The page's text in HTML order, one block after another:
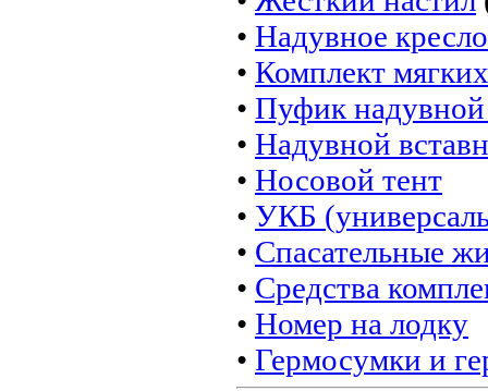
• Надувное кресло
• Комплект
• Пуфик
• Надувной
• Носовой тент
• УКБ
• Спасательные
• Средства
• Номер на лодку
• Гермосумки и